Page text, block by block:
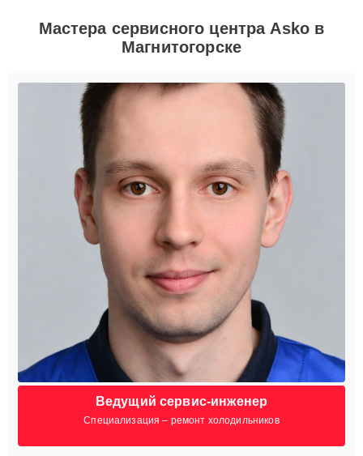
Мастера сервисного центра Asko в
Магнитогорске
Ведущий сервис-инженер
Специализация – ремонт холодильников